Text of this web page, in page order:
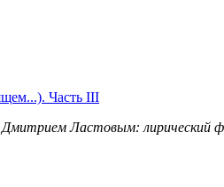
Часть III
Дмитрием Ластовым: лирический